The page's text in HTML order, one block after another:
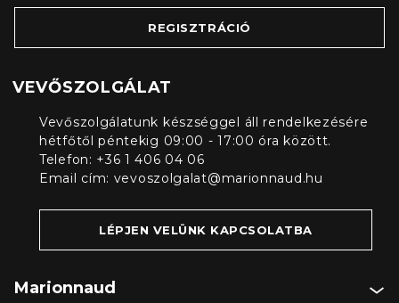
REGISZTRÁCIÓ
VEVŐSZOLGÁLAT
Vevőszolgálatunk készséggel áll rendelkezésére
hétfőtől péntekig 09:00 - 17:00 óra között.
Telefon: +36 1 406 04 06
Email cím: vevoszolgalat@marionnaud.hu
LÉPJEN VELÜNK KAPCSOLATBA
Marionnaud